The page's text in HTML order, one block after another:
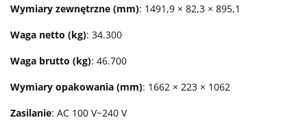
Wymiary zewnętrzne (mm): 1491,9 × 82,3 × 895,1
Waga netto (kg): 34.300
Waga brutto (kg): 46.700
Wymiary opakowania (mm): 1662 × 223 × 1062
Zasilanie: AC 100 V~240 V